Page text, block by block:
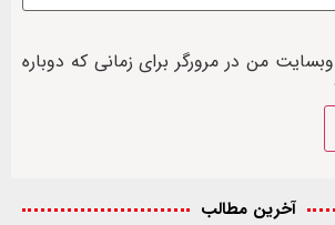
من در مرورگر برای زمانی که دوباره
آخرین مطالب